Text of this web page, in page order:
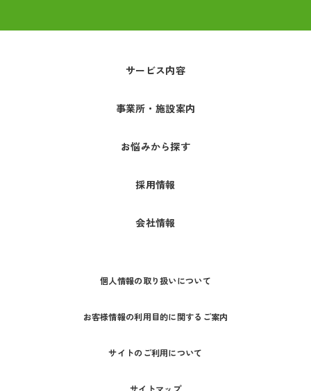
サービス内容
事業所・施設案内
お悩みから探す
採用情報
会社情報
個人情報の取り扱いについて
お客様情報の利用目的に関するご案内
サイトのご利用について